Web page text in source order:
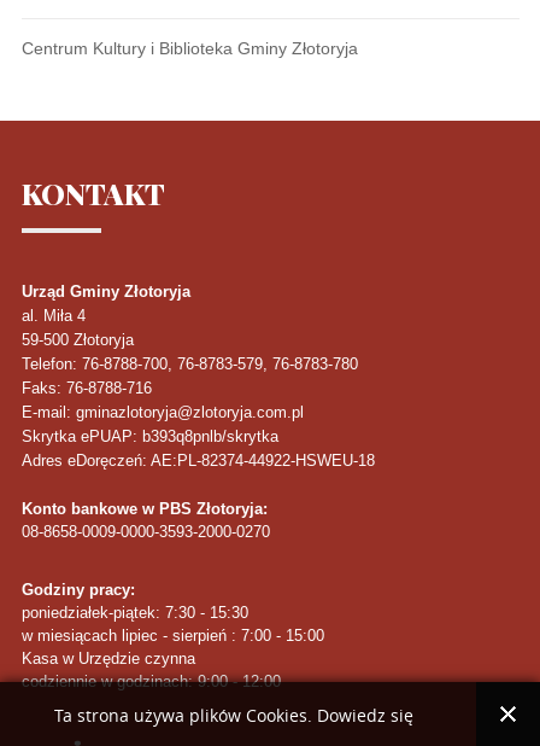
Centrum Kultury i Biblioteka Gminy Złotoryja
KONTAKT
Urząd Gminy Złotoryja
al. Miła 4
59-500 Złotoryja
Telefon: 76-8788-700, 76-8783-579, 76-8783-780
Faks: 76-8788-716
E-mail: gminazlotoryja@zlotoryja.com.pl
Skrytka ePUAP: b393q8pnlb/skrytka
Adres eDoręczeń: AE:PL-82374-44922-HSWEU-18
Konto bankowe w PBS Złotoryja:
08-8658-0009-0000-3593-2000-0270
Godziny pracy:
poniedziałek-piątek: 7:30 - 15:30
w miesiącach lipiec - sierpień : 7:00 - 15:00
Kasa w Urzędzie czynna
codziennie w godzinach: 9:00 - 12:00
Ta strona używa plików Cookies. Dowiedz się